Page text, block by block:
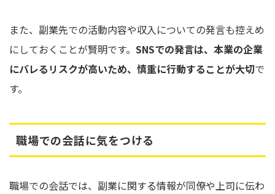
また、副業先での活動内容や収入についての発言も控えめ
にしておくことが賢明です。 SNSでの発言は、本業の企業
にバレるリスクが高いため、慎重に行動することが大切で
す。
職場での会話に気をつける
職場での会話では、副業に関する情報が同僚や上司に伝わ